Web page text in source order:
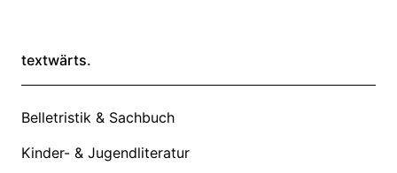
textwärts.
Belletristik & Sachbuch
Kinder- & Jugendliteratur